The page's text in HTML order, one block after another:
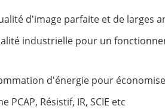
d'image parfaite et de larges
industrielle pour un
d'énergie pour
Résistif, IR, SCIE etc